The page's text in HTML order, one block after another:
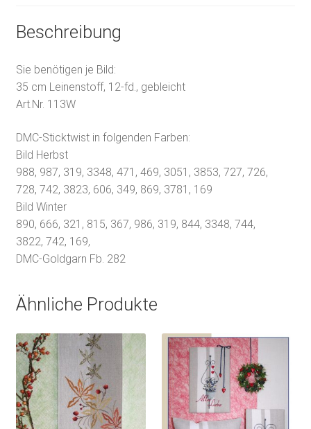
Beschreibung
Sie benötigen je Bild:
35 cm Leinenstoff, 12-fd., gebleicht
Art.Nr. 113W
DMC-Sticktwist in folgenden Farben:
Bild Herbst
988, 987, 319, 3348, 471, 469, 3051, 3853, 727, 726,
728, 742, 3823, 606, 349, 869, 3781, 169
Bild Winter
890, 666, 321, 815, 367, 986, 319, 844, 3348, 744,
3822, 742, 169,
DMC-Goldgarn Fb. 282
Ähnliche Produkte